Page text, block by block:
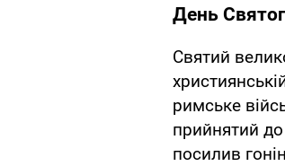
День
Святий
римське
прийнятий
посилив